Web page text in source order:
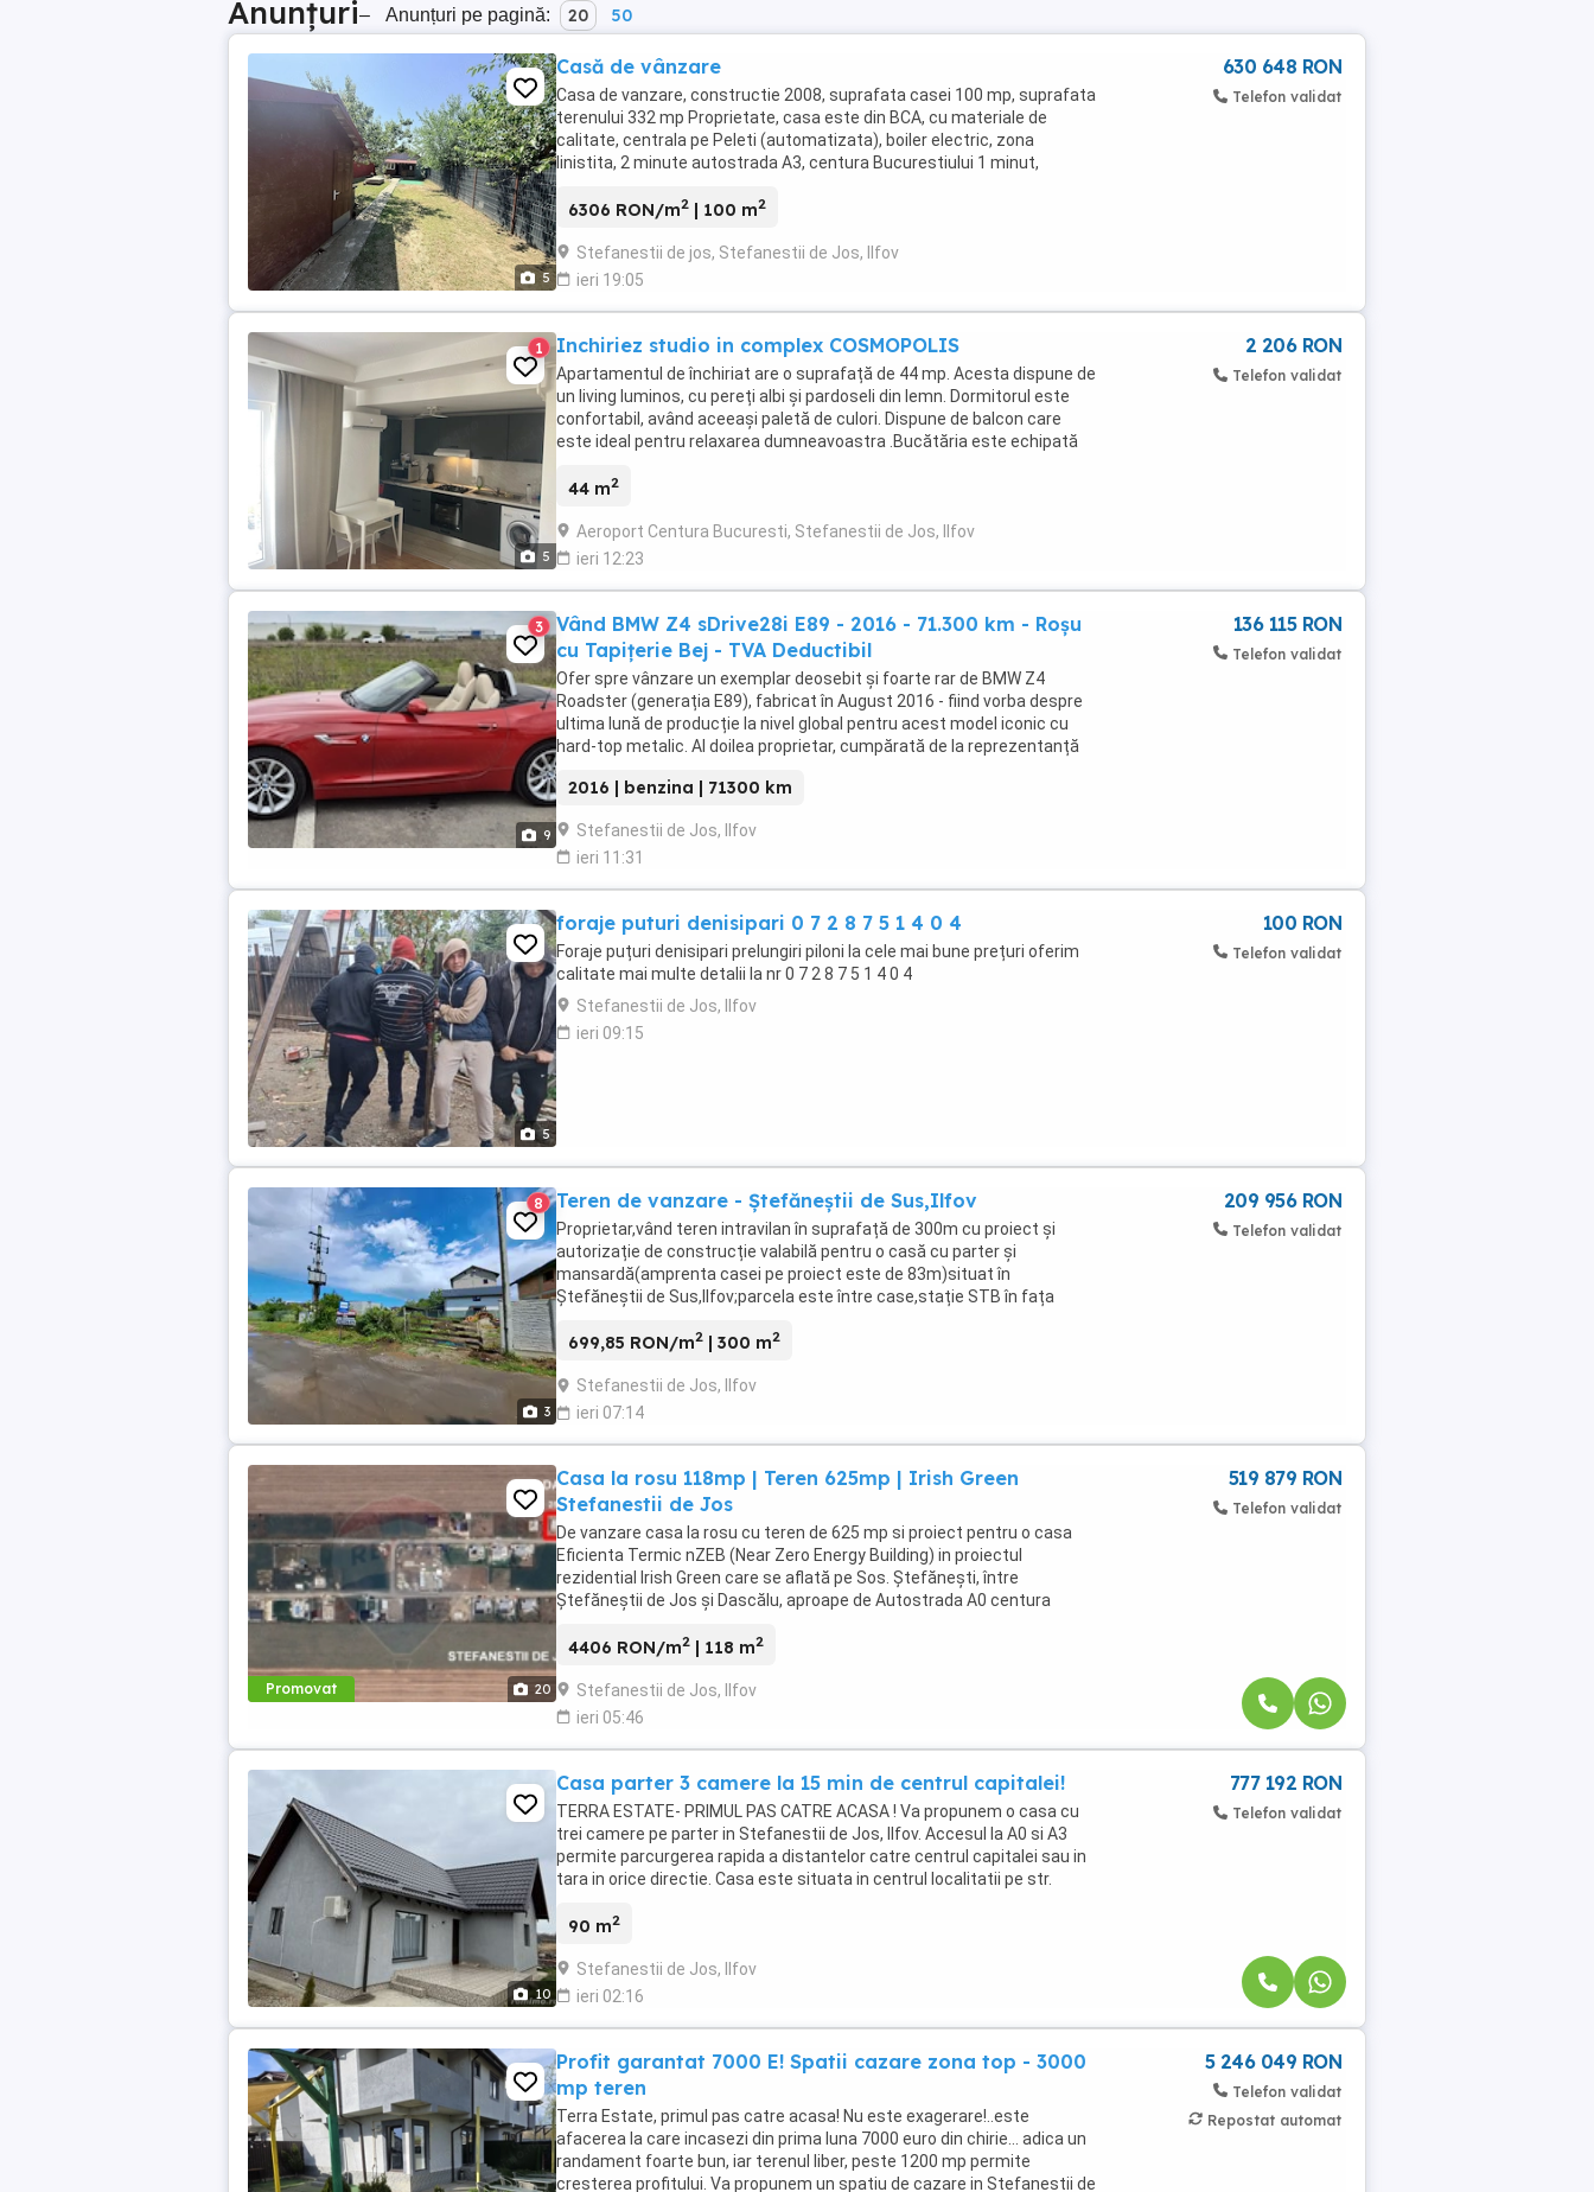
Anunțuri– Anunțuri pe pagină: 20 50
5
Casă de vânzare
Casa de vanzare, constructie 2008, suprafata casei 100 mp, suprafata
terenului 332 mp Proprietate, casa este din BCA, cu materiale de
calitate, centrala pe Peleti (automatizata), boiler electric, zona
linistita, 2 minute autostrada A3, centura Bucurestiului 1 minut,
6306 RON/m2 | 100 m2
Stefanestii de jos, Stefanestii de Jos, Ilfov
ieri 19:05
630 648 RON
Telefon validat
5
1 Inchiriez studio in complex COSMOPOLIS
Apartamentul de închiriat are o suprafață de 44 mp. Acesta dispune de
un living luminos, cu pereți albi și pardoseli din lemn. Dormitorul este
confortabil, având aceeași paletă de culori. Dispune de balcon care
este ideal pentru relaxarea dumneavoastra .Bucătăria este echipată
44 m2
Aeroport Centura Bucuresti, Stefanestii de Jos, Ilfov
ieri 12:23
2 206 RON
Telefon validat
9
3
Vând BMW Z4 sDrive28i E89 - 2016 - 71.300 km - Roșu
cu Tapițerie Bej - TVA Deductibil
Ofer spre vânzare un exemplar deosebit și foarte rar de BMW Z4
Roadster (generația E89), fabricat în August 2016 - fiind vorba despre
ultima lună de producție la nivel global pentru acest model iconic cu
hard-top metalic. Al doilea proprietar, cumpărată de la reprezentanță
2016 | benzina | 71300 km
Stefanestii de Jos, Ilfov
ieri 11:31
136 115 RON
Telefon validat
5
foraje puturi denisipari 0 7 2 8 7 5 1 4 0 4
Foraje puțuri denisipari prelungiri piloni la cele mai bune prețuri oferim
calitate mai multe detalii la nr 0 7 2 8 7 5 1 4 0 4
Stefanestii de Jos, Ilfov
ieri 09:15
100 RON
Telefon validat
3
8 Teren de vanzare - Ștefăneștii de Sus,Ilfov
Proprietar,vând teren intravilan în suprafață de 300m cu proiect și
autorizație de construcție valabilă pentru o casă cu parter și
mansardă(amprenta casei pe proiect este de 83m)situat în
Ștefăneștii de Sus,Ilfov;parcela este între case,stație STB în fața
699,85 RON/m2 | 300 m2
Stefanestii de Jos, Ilfov
ieri 07:14
209 956 RON
Telefon validat
Promovat 20
Casa la rosu 118mp | Teren 625mp | Irish Green
Stefanestii de Jos
De vanzare casa la rosu cu teren de 625 mp si proiect pentru o casa
Eficienta Termic nZEB (Near Zero Energy Building) in proiectul
rezidential Irish Green care se aflată pe Sos. Ștefănești, între
Ștefăneștii de Jos și Dascălu, aproape de Autostrada A0 centura
4406 RON/m2 | 118 m2
Stefanestii de Jos, Ilfov
ieri 05:46
519 879 RON
Telefon validat
10
Casa parter 3 camere la 15 min de centrul capitalei!
TERRA ESTATE- PRIMUL PAS CATRE ACASA ! Va propunem o casa cu
trei camere pe parter in Stefanestii de Jos, Ilfov. Accesul la A0 si A3
permite parcurgerea rapida a distantelor catre centrul capitalei sau in
tara in orice directie. Casa este situata in centrul localitatii pe str.
90 m2
Stefanestii de Jos, Ilfov
ieri 02:16
777 192 RON
Telefon validat
Profit garantat 7000 E! Spatii cazare zona top - 3000
mp teren
Terra Estate, primul pas catre acasa! Nu este exagerare!..este
afacerea la care incasezi din prima luna 7000 euro din chirie... adica un
randament foarte bun, iar terenul liber, peste 1200 mp permite
cresterea profitului. Va propunem un spatiu de cazare in Stefanestii de
5 246 049 RON
Telefon validat
Repostat automat